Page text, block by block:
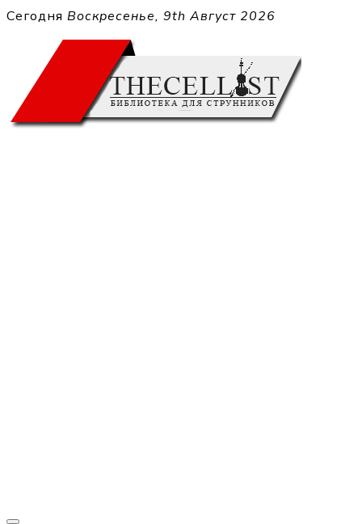
Перейти
содержимому
Сегодня Воскресенье, 9th Август 2026